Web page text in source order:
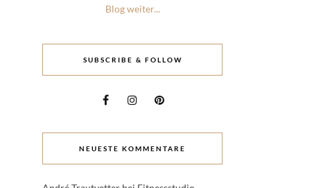
Blog weiter...
SUBSCRIBE & FOLLOW
NEUESTE KOMMENTARE